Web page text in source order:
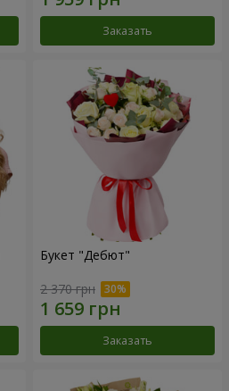
Заказать
Букет "Дебют"
2 370 грн
Заказать